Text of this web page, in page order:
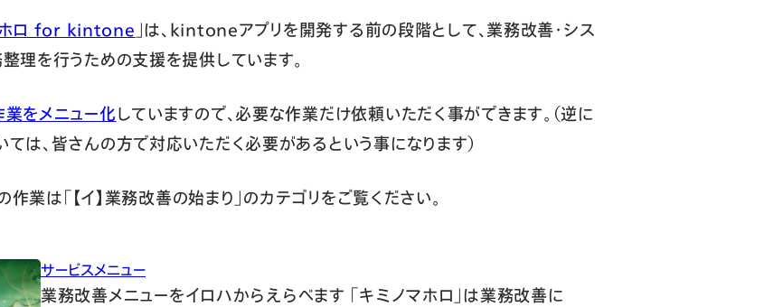
ホロ for kintone 」は、kintoneアプリを開発する前の段階として、業務改善・シス
理を行うための支援を提供しています。
をメニュー化していますので、必要な作業だけ依頼いただく事ができます。（逆に
は、皆さんの方で対応いただく必要があるという事になります）
は「【イ】業務改善の始まり」のカテゴリをご覧ください。
サービスメニュー
業務改善メニューをイロハからえらべます 「キミノマホロ」は業務改善に